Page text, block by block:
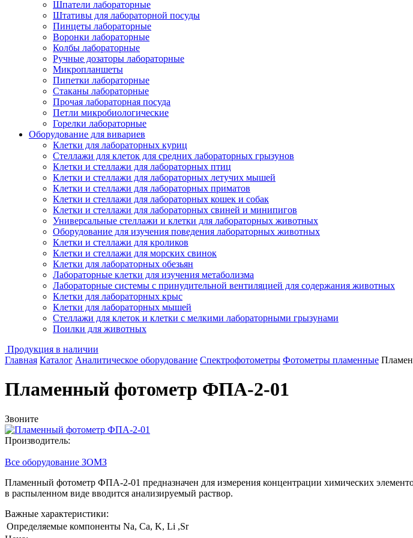
Шпатели лабораторные
Штативы для лабораторной посуды
Пинцеты лабораторные
Воронки лабораторные
Колбы лабораторные
Ручные дозаторы лабораторные
Микропланшеты
Пипетки лабораторные
Стаканы лабораторные
Прочая лабораторная посуда
Петли микробиологические
Горелки лабораторные
Оборудование для вивариев
Клетки для лабораторных куриц
Стеллажи для клеток для средних лабораторных грызунов
Клетки и стеллажи для лабораторных птиц
Клетки и стеллажи для лабораторных летучих мышей
Клетки и стеллажи для лабораторных приматов
Клетки и стеллажи для лабораторных кошек и собак
Клетки и стеллажи для лабораторных свиней и минипигов
Универсальные стеллажи и клетки для лабораторных животных
Оборудование для изучения поведения лабораторных животных
Клетки и стеллажи для кроликов
Клетки и стеллажи для морских свинок
Клетки для лабораторных обезьян
Лабораторные клетки для изучения метаболизма
Лабораторные системы с принудительной вентиляцией для содержания животных
Клетки для лабораторных крыс
Клетки для лабораторных мышей
Стеллажи для клеток и клетки с мелкими лабораторными грызунами
Поилки для животных
Продукция в наличии
Главная Каталог Аналитическое оборудование Спектрофотометры Фотометры пламенные
Пламенный фотометр ФПА-2-01
Звоните
Производитель:
Все оборудование ЗОМЗ
Пламенный фотометр ФПА-2-01 предназначен для измерения концентрации химических
в распыленном виде вводится анализируемый раствор.
Важные характеристики:
Определяемые компоненты Na, Ca, K, Li ,Sr